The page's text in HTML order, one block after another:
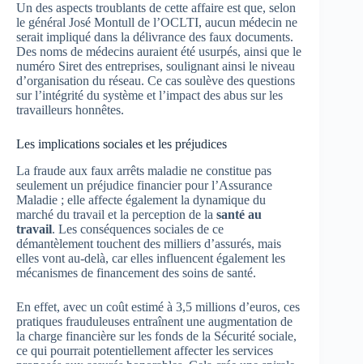
Un des aspects troublants de cette affaire est que, selon
le général José Montull de l’OCLTI, aucun médecin ne
serait impliqué dans la délivrance des faux documents.
Des noms de médecins auraient été usurpés, ainsi que le
numéro Siret des entreprises, soulignant ainsi le niveau
d’organisation du réseau. Ce cas soulève des questions
sur l’intégrité du système et l’impact des abus sur les
travailleurs honnêtes.
Les implications sociales et les préjudices
La fraude aux faux arrêts maladie ne constitue pas
seulement un préjudice financier pour l’Assurance
Maladie ; elle affecte également la dynamique du
marché du travail et la perception de la santé au
travail. Les conséquences sociales de ce
démantèlement touchent des milliers d’assurés, mais
elles vont au-delà, car elles influencent également les
mécanismes de financement des soins de santé.
En effet, avec un coût estimé à 3,5 millions d’euros, ces
pratiques frauduleuses entraînent une augmentation de
la charge financière sur les fonds de la Sécurité sociale,
ce qui pourrait potentiellement affecter les services